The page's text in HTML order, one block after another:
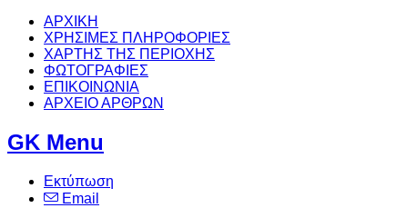
ΑΡΧΙΚΗ
ΧΡΗΣΙΜΕΣ ΠΛΗΡΟΦΟΡΙΕΣ
ΧΑΡΤΗΣ ΤΗΣ ΠΕΡΙΟΧΗΣ
ΦΩΤΟΓΡΑΦΙΕΣ
ΕΠΙΚΟΙΝΩΝΙΑ
ΑΡΧΕΙΟ ΑΡΘΡΩΝ
GK Menu
Εκτύπωση
Email